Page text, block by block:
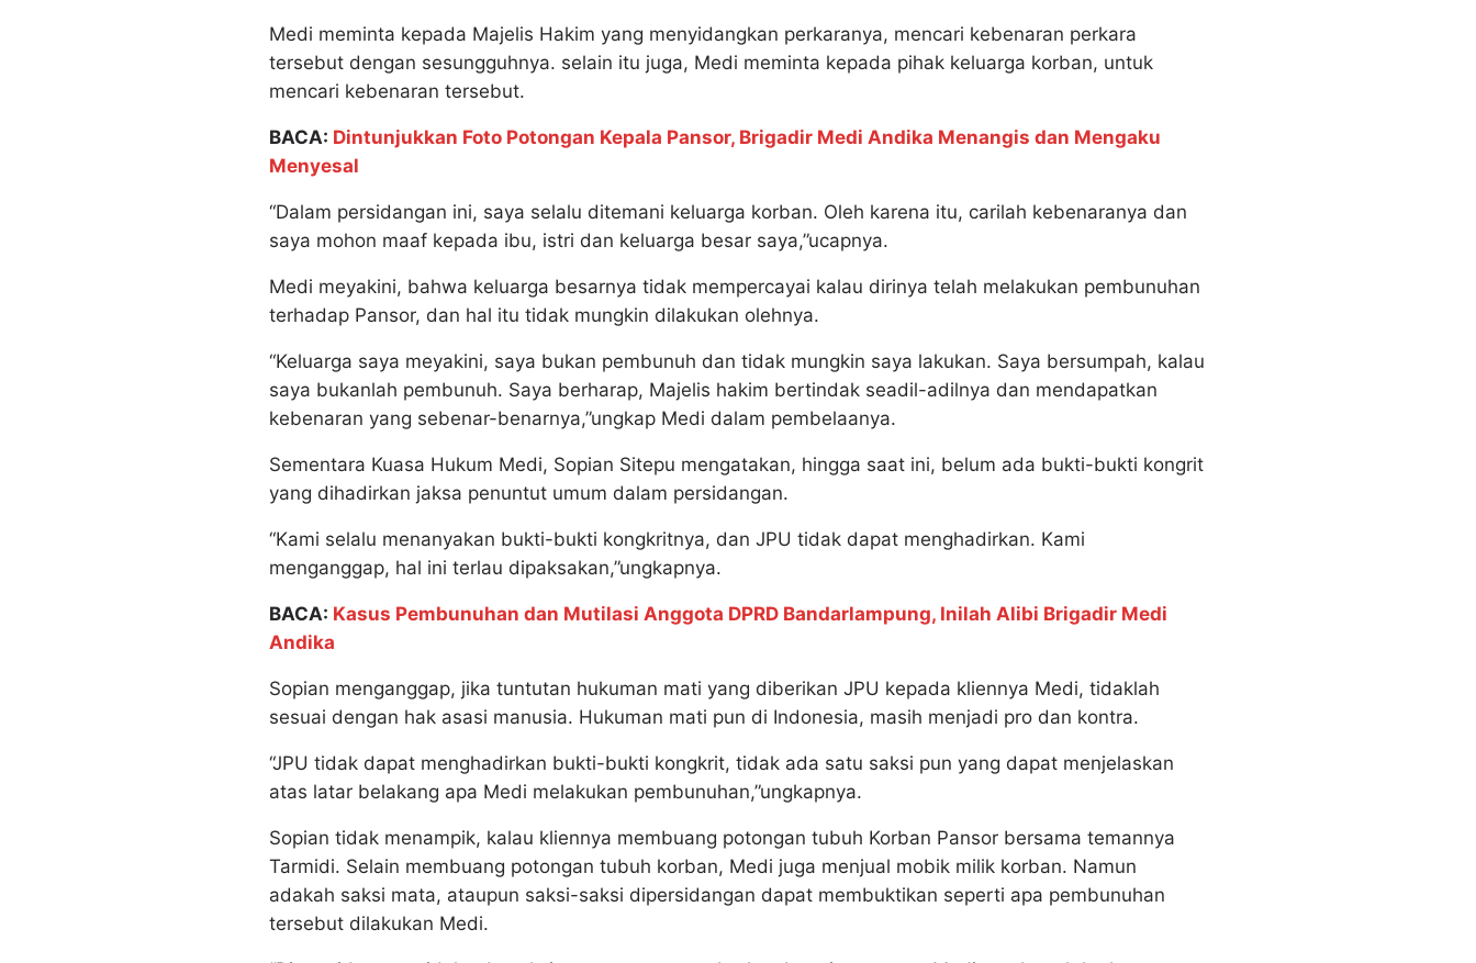
Medi meminta kepada Majelis Hakim yang menyidangkan perkaranya, mencari kebenaran perkara
tersebut dengan sesungguhnya. selain itu juga, Medi meminta kepada pihak keluarga korban, untuk
mencari kebenaran tersebut.
BACA: Dintunjukkan Foto Potongan Kepala Pansor, Brigadir Medi Andika Menangis dan Mengaku
Menyesal
“Dalam persidangan ini, saya selalu ditemani keluarga korban. Oleh karena itu, carilah kebenaranya dan
saya mohon maaf kepada ibu, istri dan keluarga besar saya,”ucapnya.
Medi meyakini, bahwa keluarga besarnya tidak mempercayai kalau dirinya telah melakukan pembunuhan
terhadap Pansor, dan hal itu tidak mungkin dilakukan olehnya.
“Keluarga saya meyakini, saya bukan pembunuh dan tidak mungkin saya lakukan. Saya bersumpah, kalau
saya bukanlah pembunuh. Saya berharap, Majelis hakim bertindak seadil-adilnya dan mendapatkan
kebenaran yang sebenar-benarnya,”ungkap Medi dalam pembelaanya.
Sementara Kuasa Hukum Medi, Sopian Sitepu mengatakan, hingga saat ini, belum ada bukti-bukti kongrit
yang dihadirkan jaksa penuntut umum dalam persidangan.
“Kami selalu menanyakan bukti-bukti kongkritnya, dan JPU tidak dapat menghadirkan. Kami
menganggap, hal ini terlau dipaksakan,”ungkapnya.
BACA: Kasus Pembunuhan dan Mutilasi Anggota DPRD Bandarlampung, Inilah Alibi Brigadir Medi
Andika
Sopian menganggap, jika tuntutan hukuman mati yang diberikan JPU kepada kliennya Medi, tidaklah
sesuai dengan hak asasi manusia. Hukuman mati pun di Indonesia, masih menjadi pro dan kontra.
“JPU tidak dapat menghadirkan bukti-bukti kongkrit, tidak ada satu saksi pun yang dapat menjelaskan
atas latar belakang apa Medi melakukan pembunuhan,”ungkapnya.
Sopian tidak menampik, kalau kliennya membuang potongan tubuh Korban Pansor bersama temannya
Tarmidi. Selain membuang potongan tubuh korban, Medi juga menjual mobik milik korban. Namun
adakah saksi mata, ataupun saksi-saksi dipersidangan dapat membuktikan seperti apa pembunuhan
tersebut dilakukan Medi.